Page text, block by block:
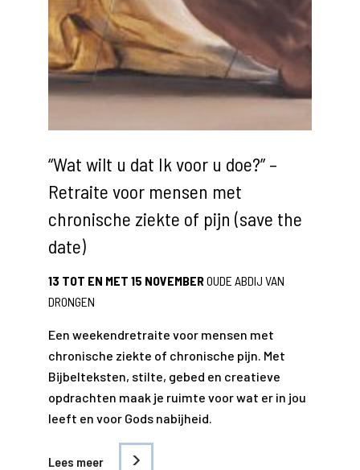
“Wat wilt u dat Ik voor u doe?” –
Retraite voor mensen met
chronische ziekte of pijn (save the
date)
13 TOT EN MET 15 NOVEMBEROUDE ABDIJ VAN
DRONGEN
Een weekendretraite voor mensen met
chronische ziekte of chronische pijn. Met
Bijbelteksten, stilte, gebed en creatieve
opdrachten maak je ruimte voor wat er in jou
leeft en voor Gods nabijheid.
Lees meer